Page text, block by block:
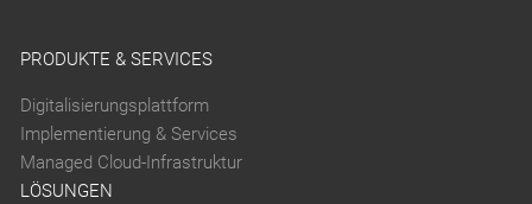
PRODUKTE & SERVICES
Digitalisierungsplattform
Implementierung & Services
Managed Cloud-Infrastruktur
LÖSUNGEN